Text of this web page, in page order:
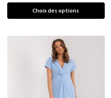
Choix des options